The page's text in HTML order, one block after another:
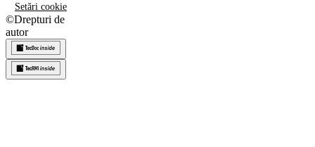
Setări cookie
©Drepturi de
autor